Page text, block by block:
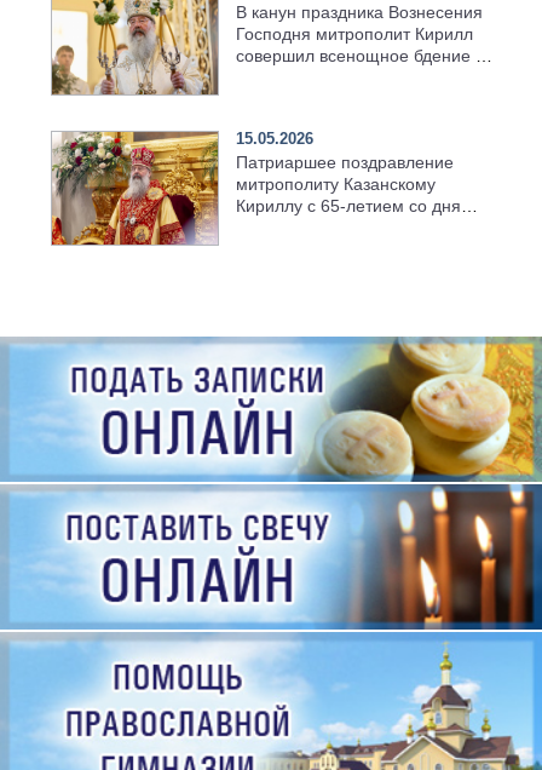
В канун праздника Вознесения
Господня митрополит Кирилл
совершил всенощное бдение в
15.05.2026
Патриаршее поздравление
митрополиту Казанскому
Кириллу с 65-летием со дня